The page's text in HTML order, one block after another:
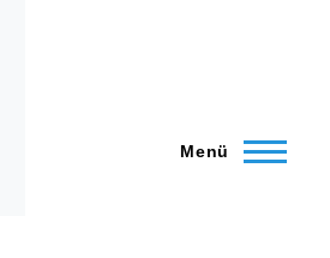
Menü